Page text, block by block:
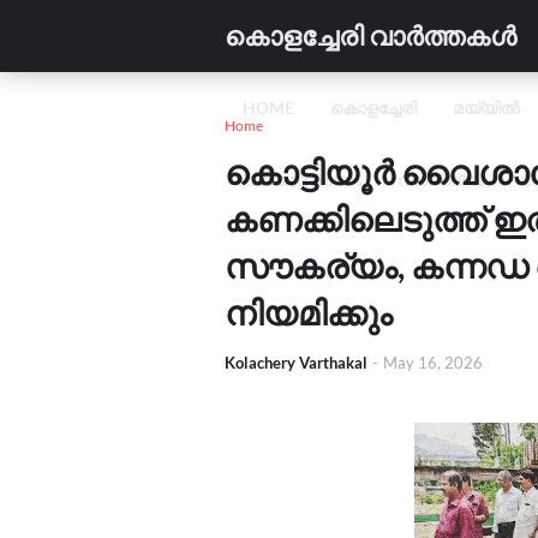
കൊളച്ചേരി വാർത്തകൾ
HOME കൊളച്ചേരി മയ്യിൽ
വിദ്യാഭ്യാസം വാണിജ്യം
Home
കൊട്ടിയൂർ
കണക്കിലെടുത്ത്
സൗകര്യം,
നിയമിക്കും
Kolachery Varthakal - May 16, 2026